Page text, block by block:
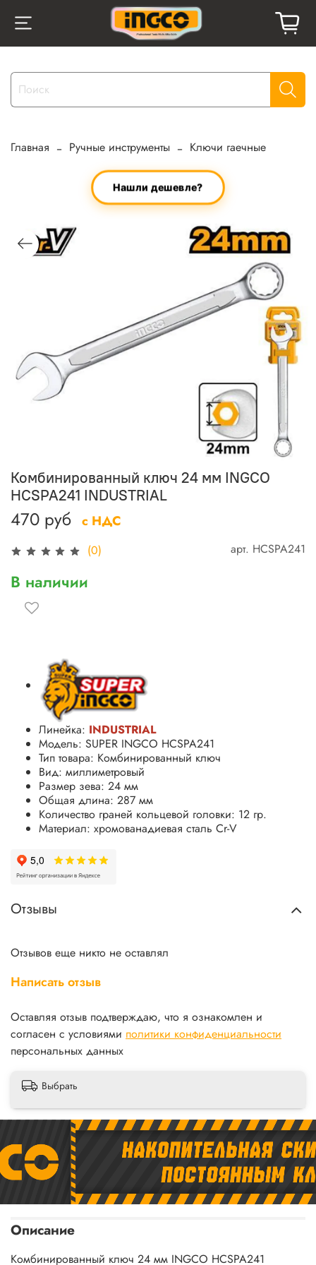
Главная Ручные инструменты Ключи гаечные
Нашли дешевле?
(0) арт. HCSPA241
Комбинированный ключ 24 мм INGCO
HCSPA241 INDUSTRIAL
470 руб с НДС
В наличии
Линейка: INDUSTRIAL
Модель: SUPER INGCO HCSPA241
Тип товара: Комбинированный ключ
Вид: миллиметровый
Размер зева: 24 мм
Общая длина: 287 мм
Количество граней кольцевой головки: 12 гр.
Материал: хромованадиевая сталь Cr-V
Отзывы
Отзывов еще никто не оставлял
Написать отзыв
Оставляя отзыв подтверждаю, что я ознакомлен и
согласен с условиями политики конфиденциальности
персональных данных
Выбрать
Описание
Комбинированный ключ 24 мм INGCO HCSPA241